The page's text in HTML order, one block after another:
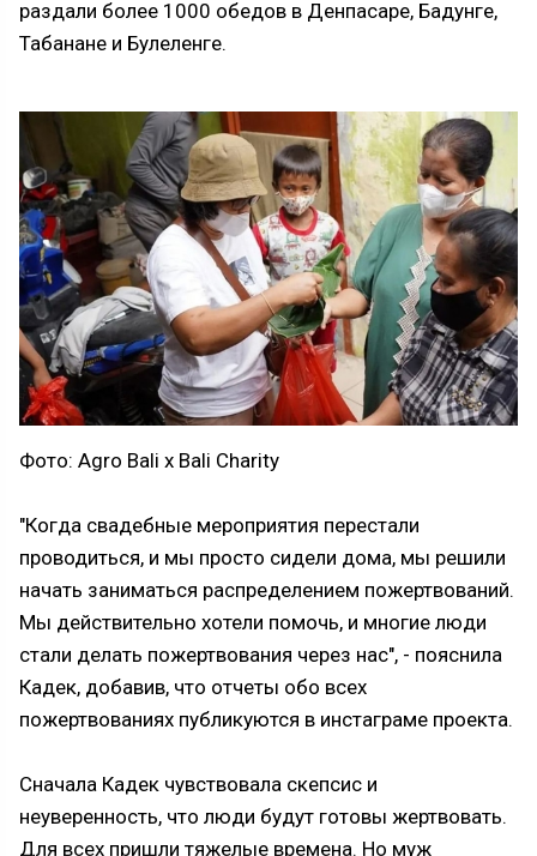
раздали более 1000 обедов в Денпасаре, Бадунге,
Табанане и Булеленге.
Фото: Agro Bali x Bali Charity
"Когда свадебные мероприятия перестали
проводиться, и мы просто сидели дома, мы решили
начать заниматься распределением пожертвований.
Мы действительно хотели помочь, и многие люди
стали делать пожертвования через нас", - пояснила
Кадек, добавив, что отчеты обо всех
пожертвованиях публикуются в инстаграме проекта.
Сначала Кадек чувствовала скепсис и
неуверенность, что люди будут готовы жертвовать.
Для всех пришли тяжелые времена. Но муж